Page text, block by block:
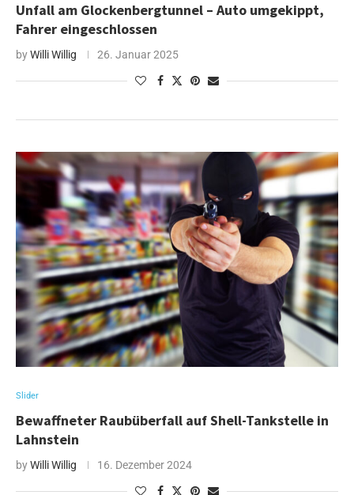
Unfall am Glockenbergtunnel – Auto umgekippt,
Fahrer eingeschlossen
byWilli Willig 26. Januar 2025
Slider
Bewaffneter Raubüberfall auf Shell-Tankstelle in
Lahnstein
byWilli Willig 16. Dezember 2024